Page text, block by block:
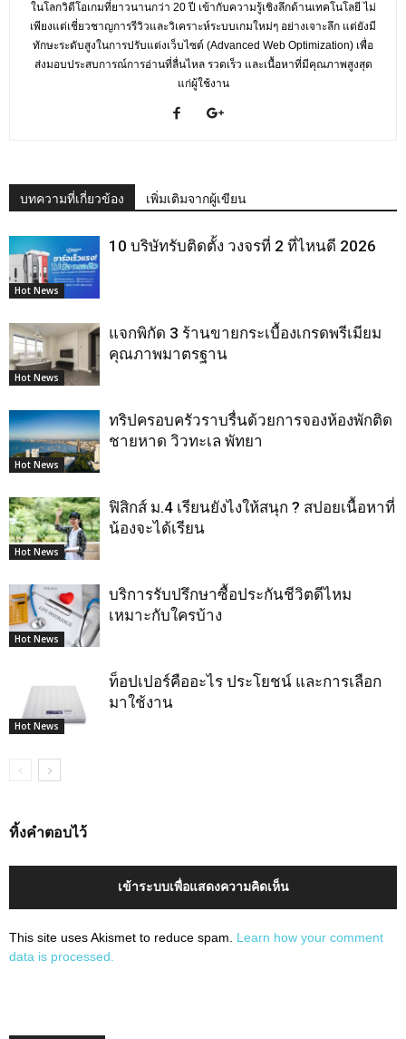
ในโลกวิดีโอเกมที่ยาวนานกว่า 20 ปี เข้ากับความรู้เชิงลึกด้านเทคโนโลยี ไม่
เพียงแต่เชี่ยวชาญการรีวิวและวิเคราะห์ระบบเกมใหม่ๆ อย่างเจาะลึก แต่ยังมี
ทักษะระดับสูงในการปรับแต่งเว็บไซต์ (Advanced Web Optimization) เพื่อ
ส่งมอบประสบการณ์การอ่านที่ลื่นไหล รวดเร็ว และเนื้อหาที่มีคุณภาพสูงสุด
แก่ผู้ใช้งาน
บทความที่เกี่ยวข้อง เพิ่มเติมจากผู้เขียน
Hot News
10 บริษัทรับติดตั้ง วงจรที่ 2 ที่ไหนดี 2026
Hot News
แจกพิกัด 3 ร้านขายกระเบื้องเกรดพรีเมียม
คุณภาพมาตรฐาน
Hot News
ทริปครอบครัวราบรื่นด้วยการจองห้องพักติด
ชายหาด วิวทะเล พัทยา
Hot News
ฟิสิกส์ ม.4 เรียนยังไงให้สนุก ? สปอยเนื้อหาที่
น้องจะได้เรียน
Hot News
บริการรับปรึกษาซื้อประกันชีวิตดีไหม
เหมาะกับใครบ้าง
Hot News
ท็อปเปอร์คืออะไร ประโยชน์ และการเลือก
มาใช้งาน
ทิ้งคำตอบไว้
เข้าระบบเพื่อแสดงความคิดเห็น
This site uses Akismet to reduce spam. Learn how your comment
data is processed.